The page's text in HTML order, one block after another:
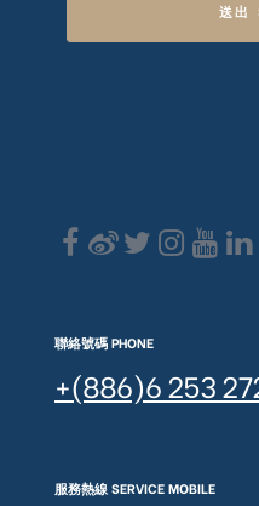
送出
聯絡號碼 PHONE
+(886)6 253
服務熱線 SERVICE MOBILE